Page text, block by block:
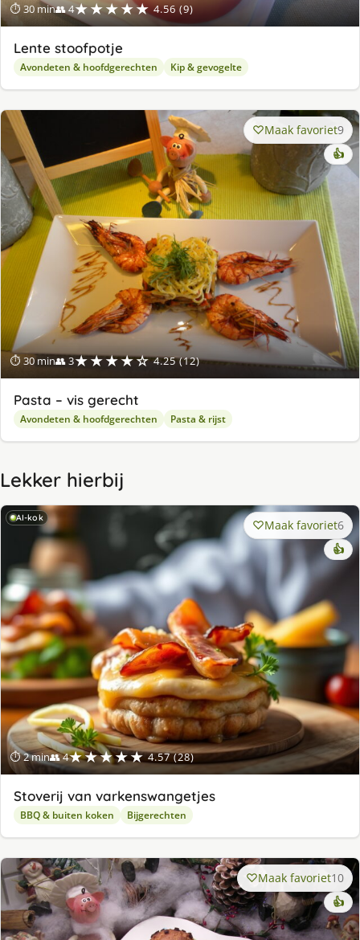
⏱ 30 min👥 4★★★★★ 4.56 (9)
Lente stoofpotje
Avondeten & hoofdgerechten Kip & gevogelte
⏱ 30 min👥 3★★★★☆ 4.25 (12)
Maak favoriet9
👍
Pasta – vis gerecht
Avondeten & hoofdgerechten Pasta & rijst
Lekker hierbij
AI-kok
⏱ 2 min👥 4★★★★★ 4.57 (28)
Maak favoriet6
👍
Stoverij van varkenswangetjes
BBQ & buiten koken Bijgerechten
Maak favoriet10
👍